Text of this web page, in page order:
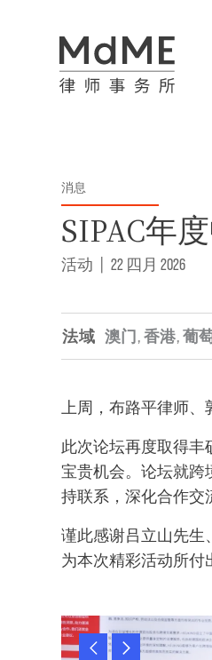
消息
SIPAC年
活动 22 四月 2026
法域 澳门,香港,葡
上周，布路平律师
此次论坛再度取得丰
宝贵机会。论坛就跨
持联系，深化合作交
谨此感谢吕立山先生
为本次精彩活动所付